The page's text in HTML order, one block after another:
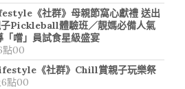
《社群》母親節窩心獻禮 送出
子Pickleball體驗班／靚媽必備人氣
嚐」員試食星級盛宴
點00
《社群》Chill賞親子玩樂祭
6點00